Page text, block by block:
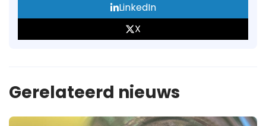
LinkedIn
X
Gerelateerd nieuws